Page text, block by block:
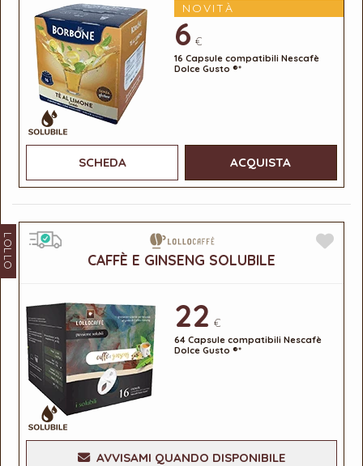
NOVITÀ
6 €
16 Capsule compatibili Nescafè
Dolce Gusto ®*
SCHEDA ACQUISTA
LOLLO CAFFÈ E GINSENG SOLUBILE
22 €
64 Capsule compatibili Nescafè
Dolce Gusto ®*
AVVISAMI QUANDO DISPONIBILE